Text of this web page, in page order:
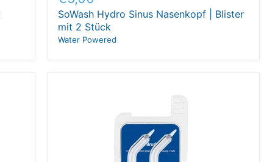
Preis
SoWash Hydro Sinus Nasenkopf | Blister
mit 2 Stück
Water Powered